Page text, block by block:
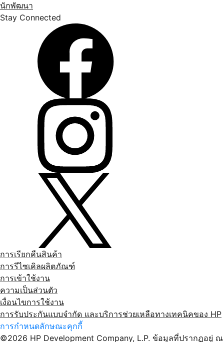
นักพัฒนา
Stay Connected
การเรียกคืนสินค้า
การรีไซเคิลผลิตภัณฑ์
การเข้าใช้งาน
ความเป็นส่วนตัว
เงื่อนไขการใช้งาน
การรับประกันแบบจำกัด และบริการช่วยเหลือทางเทคนิคของ HP
การกําหนดลักษณะคุกกี้
©2026 HP Development Company, L.P. ข้อมูลที่ปรากฏอยู่ ณ